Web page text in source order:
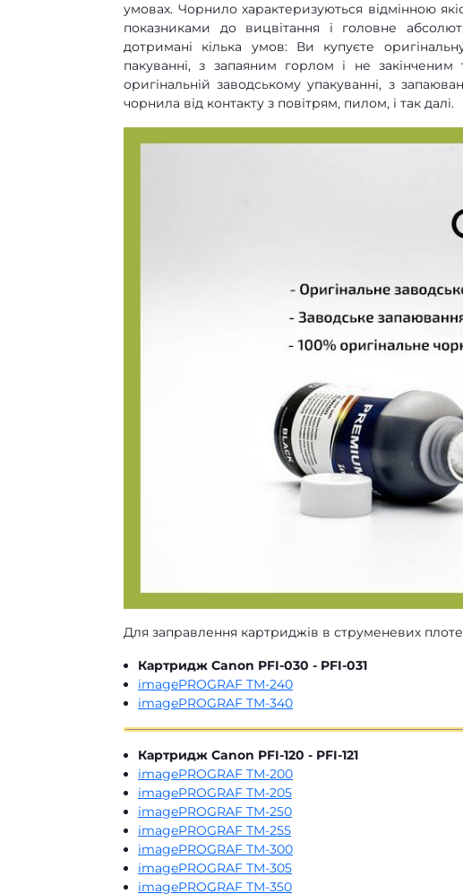
умовах. Чорнило характеризуються відмінною
показниками до вицвітання і головне
дотримані кілька умов: Ви купуєте
пакуванні, з запаяним горлом і не
оригінальній заводському упакуванні, з
чорнила від контакту з повітрям, пилом, і так далі.
Для заправлення картриджів в струменевих
Картридж Canon PFI-030 - PFI-031
imagePROGRAF TM-240
imagePROGRAF TM-340
Картридж Canon PFI-120 - PFI-121
imagePROGRAF TM-200
imagePROGRAF TM-205
imagePROGRAF TM-250
imagePROGRAF TM-255
imagePROGRAF TM-300
imagePROGRAF TM-305
imagePROGRAF TM-350